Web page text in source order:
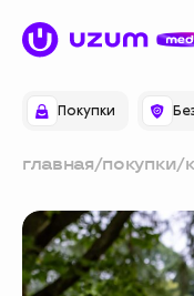
Покупки
главная/покупки/